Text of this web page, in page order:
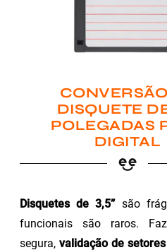
DISQUETE
POLEGADAS
DIGITAL
Disquetes de 3,5”são
funcionais são raros.
segura, validação de